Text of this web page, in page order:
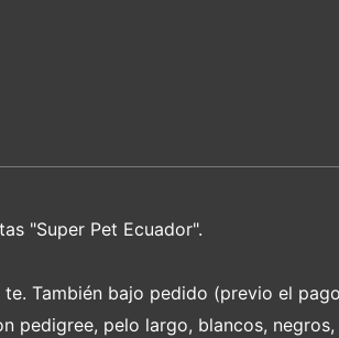
"Super Pet Ecuador".
También bajo pedido (previo el
pedigree, pelo largo, blancos,